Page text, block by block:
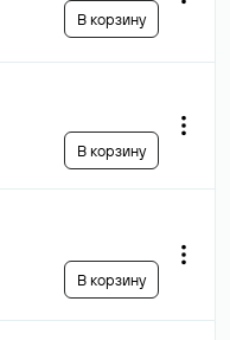
В корзину
В корзину
В корзину